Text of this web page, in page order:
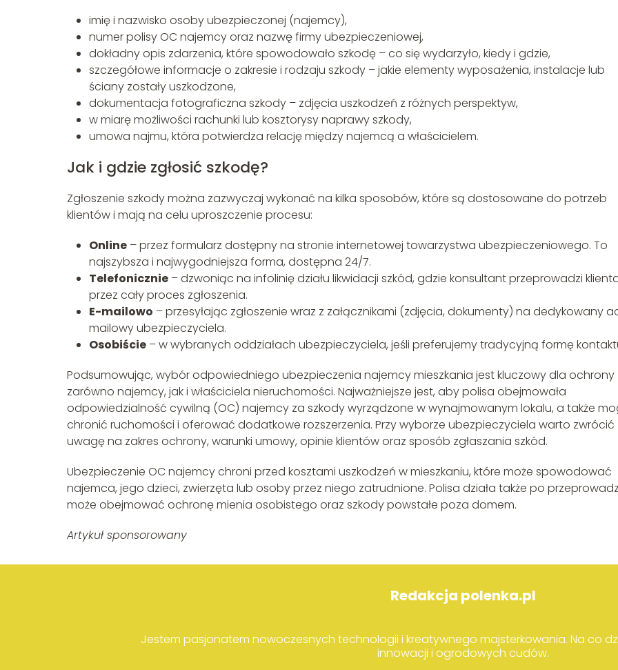
imię i nazwisko osoby ubezpieczonej (najemcy),
numer polisy OC najemcy oraz nazwę firmy ubezpieczeniowej,
dokładny opis zdarzenia, które spowodowało szkodę – co się wydarzyło, kiedy i gdzie,
szczegółowe informacje o zakresie i rodzaju szkody – jakie elementy wyposażenia, instalacje lub
ściany zostały uszkodzone,
dokumentacja fotograficzna szkody – zdjęcia uszkodzeń z różnych perspektyw,
w miarę możliwości rachunki lub kosztorysy naprawy szkody,
umowa najmu, która potwierdza relację między najemcą a właścicielem.
Jak i gdzie zgłosić szkodę?
Zgłoszenie szkody można zazwyczaj wykonać na kilka sposobów, które są dostosowane do potrzeb
klientów i mają na celu uproszczenie procesu:
Online – przez formularz dostępny na stronie internetowej towarzystwa ubezpieczeniowego. To
najszybsza i najwygodniejsza forma, dostępna 24/7.
Telefonicznie – dzwoniąc na infolinię działu likwidacji szkód, gdzie konsultant przeprowadzi
przez cały proces zgłoszenia.
E-mailowo – przesyłając zgłoszenie wraz z załącznikami (zdjęcia, dokumenty) na dedykowany
mailowy ubezpieczyciela.
Osobiście – w wybranych oddziałach ubezpieczyciela, jeśli preferujemy tradycyjną formę
Podsumowując, wybór odpowiedniego ubezpieczenia najemcy mieszkania jest kluczowy dla ochrony
zarówno najemcy, jak i właściciela nieruchomości. Najważniejsze jest, aby polisa obejmowała
odpowiedzialność cywilną (OC) najemcy za szkody wyrządzone w wynajmowanym lokalu, a także
chronić ruchomości i oferować dodatkowe rozszerzenia. Przy wyborze ubezpieczyciela warto zwrócić
uwagę na zakres ochrony, warunki umowy, opinie klientów oraz sposób zgłaszania szkód.
Ubezpieczenie OC najemcy chroni przed kosztami uszkodzeń w mieszkaniu, które może spowodować
najemca, jego dzieci, zwierzęta lub osoby przez niego zatrudnione. Polisa działa także po
może obejmować ochronę mienia osobistego oraz szkody powstałe poza domem.
Artykuł sponsorowany
Redakcja polenka.pl
Jestem pasjonatem nowoczesnych technologii i kreatywnego majsterkowania. Na co
innowacji i ogrodowych cudów.